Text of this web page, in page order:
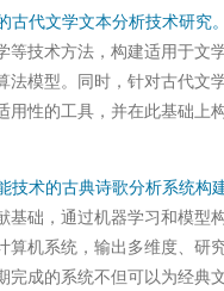
古代文学文本分析技术研究
等技术方法，构建适用于文
法模型。同时，针对古代文
用性的工具，并在此基础上
技术的古典诗歌分析系统构建
基础，通过机器学习和模型
算机系统，输出多维度、研
完成的系统不但可以为经典